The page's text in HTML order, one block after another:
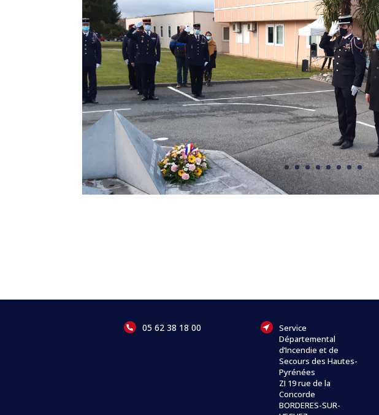
05 62 38 18 00
Service
Départemental
d’Incendie et de
Secours des Hautes-
Pyrénées
ZI 19 rue de la
Concorde
BORDERES-SUR-